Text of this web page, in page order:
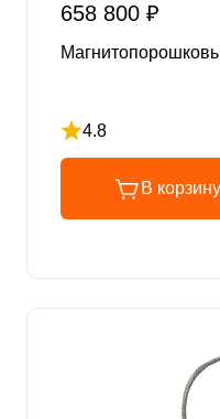
658 800 ₽
4.8
Рейтинг 4.8 из 5
В корзину